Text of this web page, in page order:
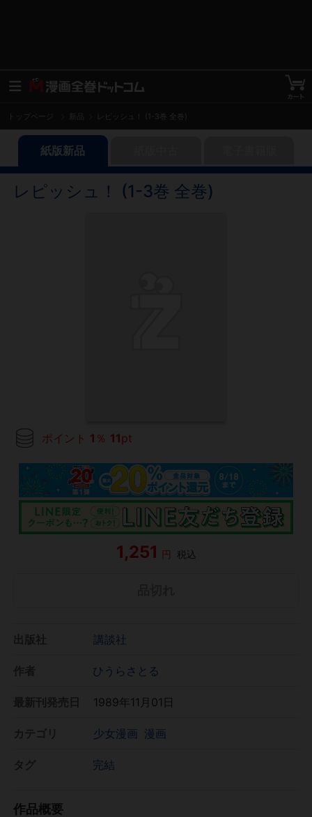
トップページ レピッシュ！ (1-3巻 全巻)
紙版新品
レピッシュ！ (1-3巻 全巻)
ポイント 1 ％ 11pt
1,251 円 税込
講談社
ひうらさとる
1989年11月01日
少女漫画 漫画
完結
作品概要